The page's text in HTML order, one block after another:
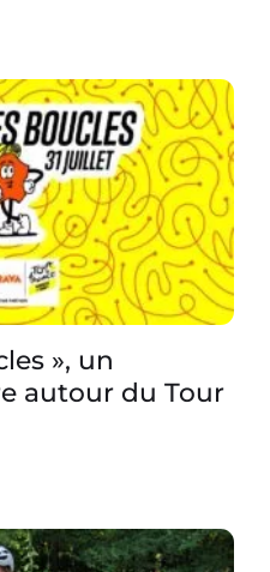
», un
autour du Tour